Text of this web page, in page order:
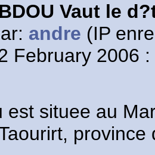
Vaut le
andre (IP
February 2006
est situee au
province